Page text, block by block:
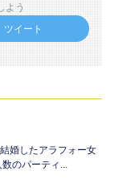
よう
ツイート
婚したアラフォー女
のパーティ...